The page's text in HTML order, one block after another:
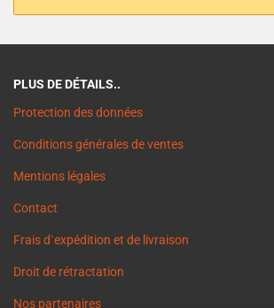
PLUS DE DÉTAILS..
Protection des données
Conditions générales de ventes
Mentions légales
Contact
Frais d`expédition et de livraison
Droit de rétractation
Nos partenaires